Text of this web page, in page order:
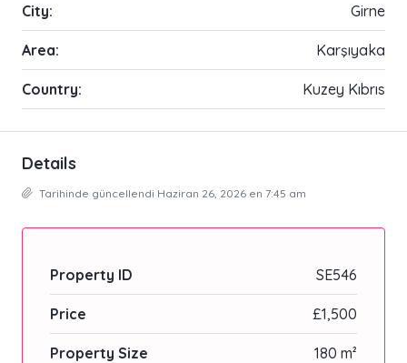
City: Girne
Area: Karşıyaka
Country: Kuzey Kıbrıs
Details
Tarihinde güncellendi Haziran 26, 2026 en 7:45 am
Property ID SE546
Price £1,500
Property Size 180 m²